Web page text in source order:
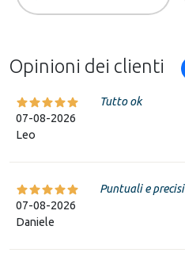
Opinioni dei clienti
07-08-2026
Leo
Tutto ok
07-08-2026
Daniele
Puntuali e precisi